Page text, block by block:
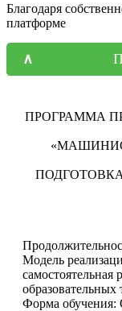
Благодаря
платформе
ПРОГРАММА
Модель
образовательных
Форма